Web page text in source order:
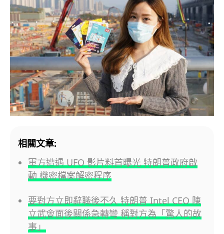
相關文章:
軍方遭遇 UFO 影片料首曝光 特朗普政府啟
動 機密檔案解密程序
要對方立即辭職後不久 特朗普 Intel CEO 陳
立武會面後關係急轉彎 稱對方為「驚人的故
事」